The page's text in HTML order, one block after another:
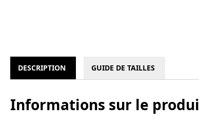
DESCRIPTION GUIDE DE TAILLES
Informations sur le